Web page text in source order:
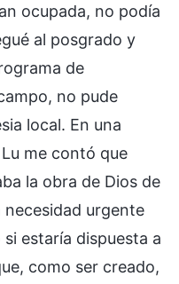
ocupada, no podía
al posgrado y
de
no pude
local. En una
me contó que
la obra de Dios de
necesidad urgente
estaría dispuesta a
como ser creado,